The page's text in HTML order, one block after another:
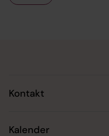
Kontakt
Kalender